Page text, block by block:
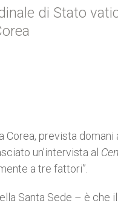
di Stato
prevista domani
un’intervista al
a tre fattori”.
Santa Sede – è che